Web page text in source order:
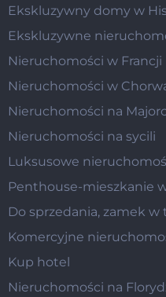
Ekskluzywny domy w
Ekskluzywne
Nieruchomości w Francji
Nieruchomości w
Nieruchomości na
Nieruchomości na sycili
Luksusowe
Penthouse-mieszkanie
Do sprzedania, zamek w
Komercyjne
Kup hotel
Nieruchomości na